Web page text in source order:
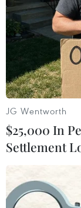
TIN LIÊN
JG Wentworth
$25,000 In
Settlement